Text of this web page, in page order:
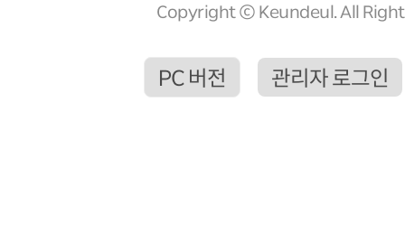
Copyright ⓒ Keundeul. All
PC 버전 관리자 로그인